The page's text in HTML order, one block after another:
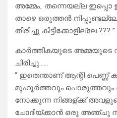
അമ്മേം.. തന്നെയല്ല
താഴെ ഒരുത്തൻ
തിരിച്ചു കിട്ടിക്കോളില്ലേ ??? ”
കാർത്തികയുടെ അമ്മയുടെ
ചിരിച്ചു……
” ഇതെന്താണ് ആന്റി പെണ്ണ്
മുഹൂർത്തവും പൊരുത്തവും
നോക്കുന്ന നിങ്ങള്ക്ക്
ചോദിയ്ക്കാൻ ഒരു അഞ്ചു